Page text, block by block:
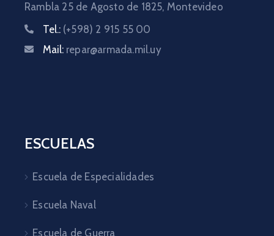
Rambla 25 de Agosto de 1825, Montevideo
Tel.: (+598) 2 915 55 00
Mail: repar@armada.mil.uy
ESCUELAS
Escuela de Especialidades
Escuela Naval
Escuela de Guerra